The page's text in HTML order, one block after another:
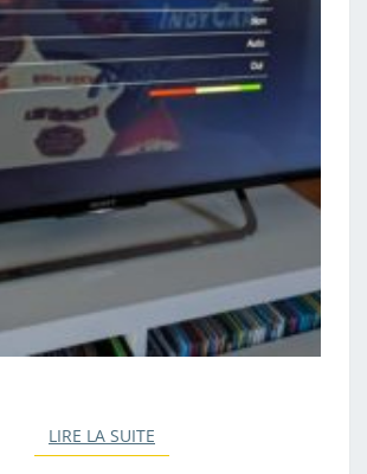
LIRE LA SUITE